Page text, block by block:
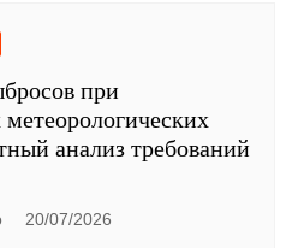
при
анализ требований
20/07/2026